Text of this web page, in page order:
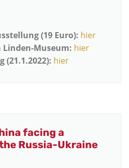
(19 Euro): hier
Museum: hier
(21.1.2022): hier
facing a
Russia-Ukraine